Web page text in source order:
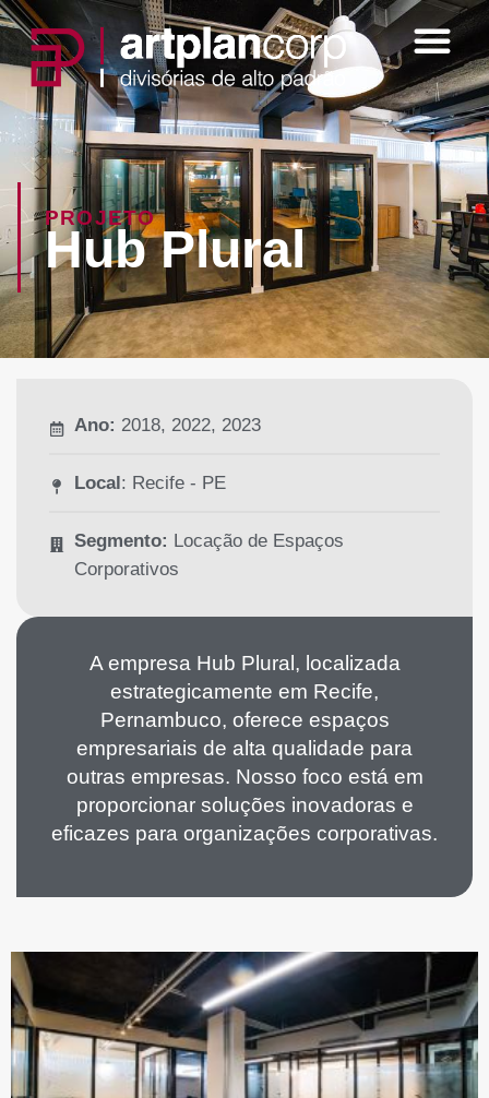
PROJETO
Hub Plural
Ano: 2018, 2022, 2023
Local: Recife - PE
Segmento: Locação de Espaços
Corporativos
A empresa Hub Plural, localizada
estrategicamente em Recife,
Pernambuco, oferece espaços
empresariais de alta qualidade para
outras empresas. Nosso foco está em
proporcionar soluções inovadoras e
eficazes para organizações corporativas.